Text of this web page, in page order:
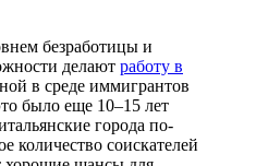
безработицы и
делают работу в
в среде иммигрантов
было еще 10–15 лет
города по-
количество соискателей